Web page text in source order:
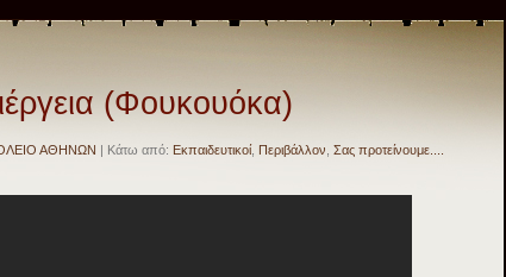
(Φουκουόκα)
ΑΘΗΝΩΝ | Κάτω από: Eκπαιδευτικοί, Περιβάλλον Σας προτείνουμε....